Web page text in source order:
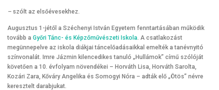
– szólt az elsőévesekhez.
Augusztus 1-jétől a Széchenyi István Egyetem fenntartásában működik
tovább a Győri Tánc- és Képzőművészeti Iskola . A csatlakozást
megünnepelve az iskola diákjai táncelőadásaikkal emelték a tanévnyitó
színvonalát. Imre Jázmin kilencedikes tanuló „Hullámok” című szólóját
követően a 10. évfolyam növendékei – Horváth Lisa, Horváth Sarolta,
Kozári Zara, Kőváry Angelika és Somogyi Nóra – adták elő „Ötös” névre
keresztelt darabjukat.